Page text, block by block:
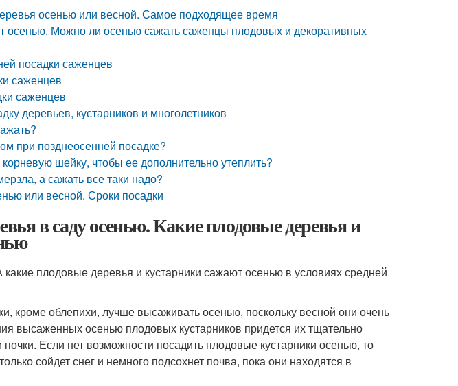
осенью или весной. Самое подходящее время
осенью. Можно ли осенью сажать саженцы плодовых и декоративных
посадки саженцев
саженцев
саженцев
деревьев, кустарников и многолетников
при позднеосенней посадке?
шейку, чтобы ее дополнительно утеплить?
а сажать все таки надо?
или весной. Сроки посадки
в саду осенью. Какие плодовые деревья и
плодовые деревья и кустарники сажают осенью в условиях средней
кроме облепихи, лучше высаживать осенью, поскольку весной они очень
высаженных осенью плодовых кустарников придется их тщательно
Если нет возможности посадить плодовые кустарники осенью, то
сойдет снег и немного подсохнет почва, пока они находятся в